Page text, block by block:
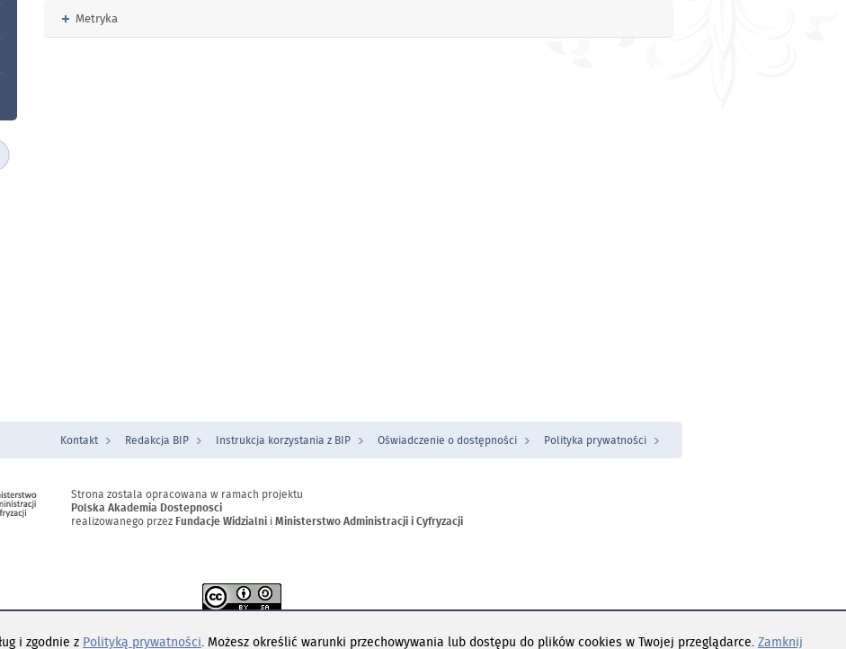
i zgodnie z Polityką prywatności. Możesz określić warunki przechowywania lub dostępu do plików cookies w Twojej przeglądarce. Zamknij
Rozwiń
Metryka
Kontakt Redakcja BIP Instrukcja korzystania z BIP Oświadczenie o dostępności Polityka prywatności
Strona zostala opracowana w ramach projektu
Polska Akademia Dostepnosci
realizowanego przez Fundacje Widzialni iMinisterstwo Administracji i Cyfryzacji
4.0 Międzynarodowez wyłączeniem opublikowanych treści.